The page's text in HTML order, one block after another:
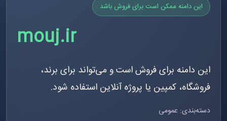
این دامنه ممکن است برای فروش باشد
mouj.ir
این دامنه برای فروش است و می‌تواند برای برند،
فروشگاه، کمپین یا پروژه آنلاین استفاده شود.
دسته‌بندی: عمومی